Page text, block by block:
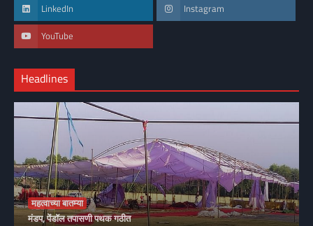
LinkedIn Instagram
YouTube
Headlines
महत्वाच्या बातम्या
मंडप, पेंडॉल तपासणी पथक गठीत